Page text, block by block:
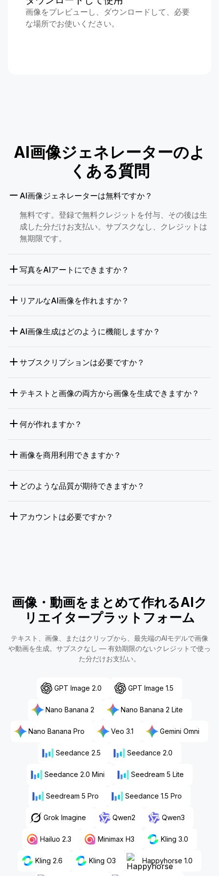
画像をプレビューし、ダウンロードして、必要
な場所でお使いください。
AI画像ジェネレーターのよ
くある質問
AI画像ジェネレーターは無料ですか？
無料です。登録で無料クレジットを付与、その後は生
成した分だけお支払い。サブスクなし、クレジットは
無期限です。
写真をAIアートにできますか？
リアルなAI画像を作れますか？
AI画像生成はどのように機能しますか？
サブスクリプションは必要ですか？
テキストと画像の両方から画像を生成できますか？
何が作れますか？
画像を商用利用できますか？
どのような品質が期待できますか？
アカウントは必要ですか？
画像・動画をまとめて作れるAIク
リエイタープラットフォーム
テキスト、画像、またはクリップから、最先端のAIモデルで画像
や動画を生成。サブスクなし — 有効期限のないクレジットで使っ
た分だけお支払い。
GPT Image 2.0 GPT Image 1.5
Nano Banana 2 Nano Banana 2 Lite
Nano Banana Pro Veo 3.1 Gemini Omni
Seedance 2.5 Seedance 2.0
Seedance 2.0 Mini Seedream 5 Lite
Seedream 5 Pro Seedance 1.5 Pro
Grok Imagine Qwen2 Qwen3
Hailuo 2.3 Minimax H3 Kling 3.0
Kling 2.6 Kling O3 Happyhorse 1.0